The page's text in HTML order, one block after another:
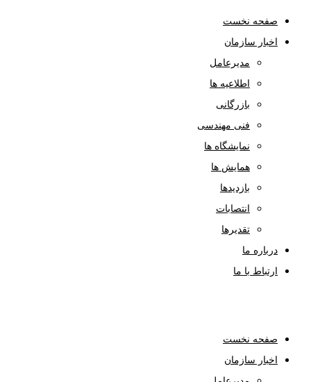
صفحه نخست
اخبار سازمان
مدیرعامل
اطلاعیه ها
بازرگانی
فنی مهندسی
نمایشگاه ها
همایش ها
بازدیدها
انتصابات
تقدیرها
درباره ما
ارتباط با ما
صفحه نخست
اخبار سازمان